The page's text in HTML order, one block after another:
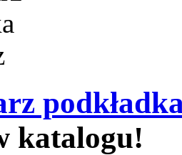
katalogu!